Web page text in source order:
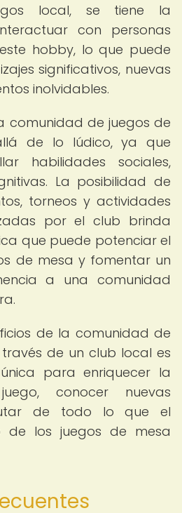
local, se tiene la
con personas
hobby, lo que puede
significativos, nuevas
inolvidables.
comunidad de juegos de
de lo lúdico, ya que
habilidades sociales,
La posibilidad de
torneos y actividades
por el club brinda
que puede potenciar el
de mesa y fomentar un
a una comunidad
de la comunidad de
de un club local es
para enriquecer la
conocer nuevas
de todo lo que el
de los juegos de mesa